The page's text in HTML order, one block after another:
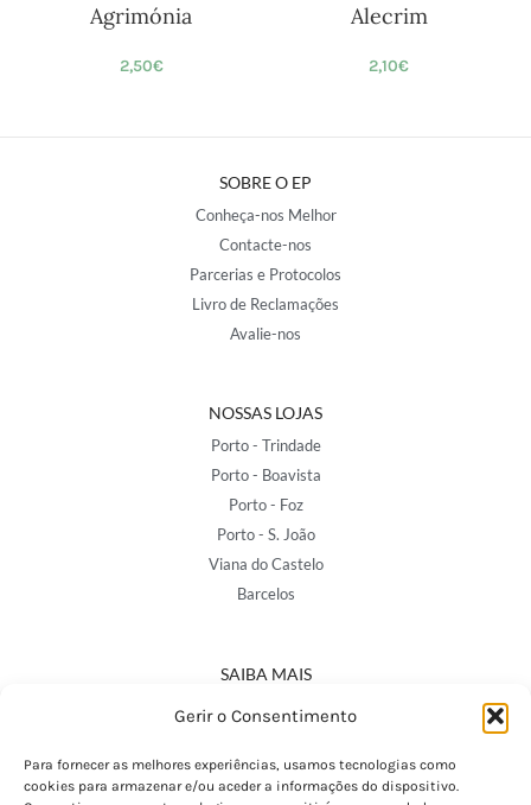
Gerir o Consentimento
Para fornecer as melhores experiências, usamos tecnologias como
cookies para armazenar e/ou aceder a informações do dispositivo.
Agrimónia
2,50€
Alecrim
2,10€
SOBRE O EP
Conheça-nos Melhor
Contacte-nos
Parcerias e Protocolos
Livro de Reclamações
Avalie-nos
NOSSAS LOJAS
Porto - Trindade
Porto - Boavista
Porto - Foz
Porto - S. João
Viana do Castelo
Barcelos
SAIBA MAIS
Política de Privacidade
Termos e Condições
Perguntas Frequentes